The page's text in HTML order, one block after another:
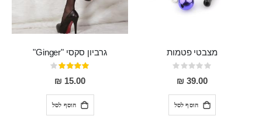
מצבטי פטמות
Rating:
0%
39.00 ₪
הוסף לסל
גרביון סקסי "Ginger"
דירוג:
80%
15.00 ₪
הוסף לסל